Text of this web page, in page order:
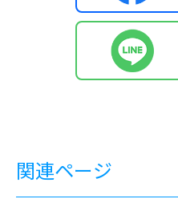
関連ページ